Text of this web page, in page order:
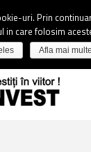
uri. Prin
in care folosim
Afla mai multe